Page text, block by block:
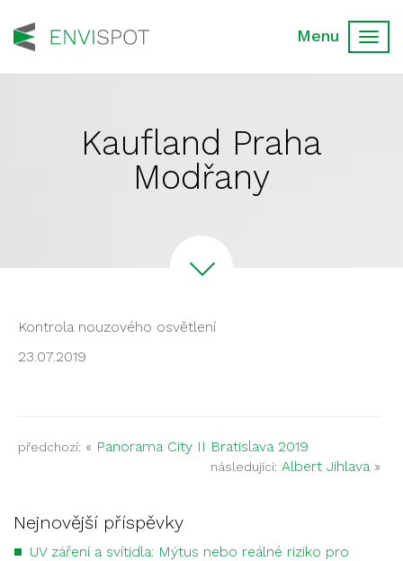
Kaufland Praha
Modřany
Kontrola nouzového osvětlení
23.07.2019
předchozí: « Panorama City II Bratislava 2019
následující: Albert Jihlava»
Nejnovější příspěvky
UV záření a svítidla: Mýtus nebo reálné riziko pro